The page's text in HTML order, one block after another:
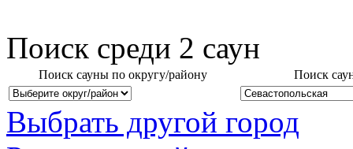
Поиск среди 2 саун
Поиск сауны по округу/району Поиск
Выбрать другой город